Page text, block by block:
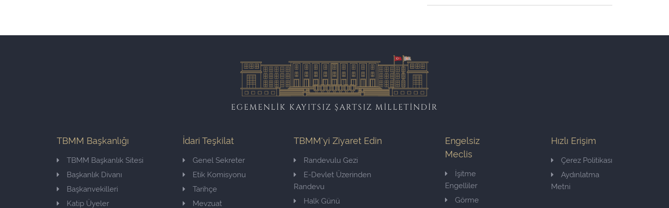
EGEMENLİK KAYITSIZ ŞARTSIZ MİLLETİNDİR
TBMM Başkanlığı
TBMM Başkanlık Sitesi
Başkanlık Divanı
Başkanvekilleri
Katip Üyeler
İdari Teşkilat
Genel Sekreter
Etik Komisyonu
Tarihçe
Mevzuat
TBMM'yi Ziyaret Edin
Randevulu Gezi
E-Devlet Üzerinden
Randevu
Halk Günü
Engelsiz
Meclis
İşitme
Engelliler
Görme
Hızlı Erişim
Çerez Politikası
Aydınlatma
Metni